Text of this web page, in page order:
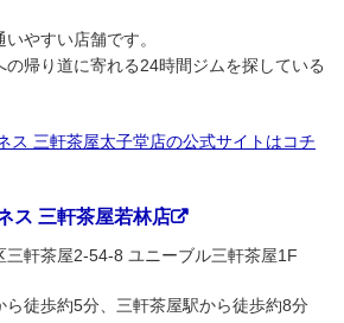
やすい店舗です。
帰り道に寄れる24時間ジムを探している
ス 三軒茶屋太子堂店の公式サイトはコチ
ス 三軒茶屋若林店
三軒茶屋2-54-8 ユニーブル三軒茶屋1F
ら徒歩約5分、三軒茶屋駅から徒歩約8分